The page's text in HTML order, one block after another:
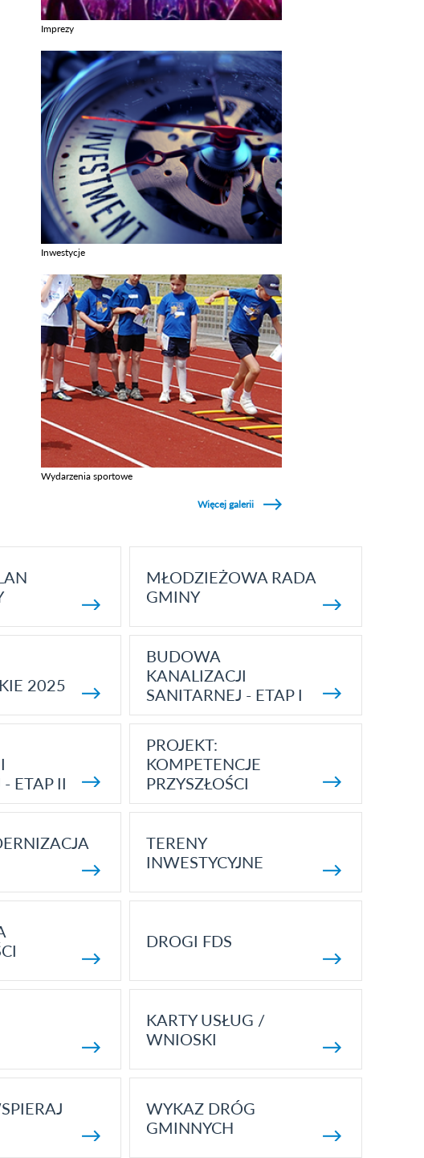
Imprezy
Inwestycje
Wydarzenia sportowe
Więcej galerii
MŁODZIEŻOWA RADA
GMINY
2025
BUDOWA
KANALIZACJI
SANITARNEJ - ETAP I
ETAP II
PROJEKT:
KOMPETENCJE
PRZYSZŁOŚCI
TERENY
INWESTYCYJNE
DROGI FDS
KARTY USŁUG /
WNIOSKI
WYKAZ DRÓG
GMINNYCH